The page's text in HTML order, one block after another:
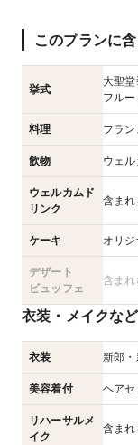
このプランに
挙式
大聖
フル
料理 フラ
飲物 ウェ
ウェルカムド
リンク
含まれ
ケーキ オリ
デザート
ビュッフェ
含まれ
衣装・メイクなど
衣装 新郎
美容着付 ヘア
リハーサルメ
イク
含まれ